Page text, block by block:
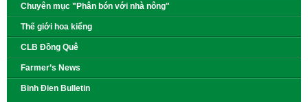
Chuyên mục "Phân bón với nhà nông"
Thế giới hoa kiểng
CLB Đồng Quê
Farmer’s News
Binh Đien Bulletin